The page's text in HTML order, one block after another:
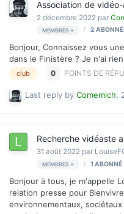
Association de
2 décembre 2022 par
MEMBRES + 2
Bonjour, Connaissez vous une association de vidéo-amateurs
Last reply by Comemich,
club 0 POINTS DE
Recherche vidéaste
31 août 2022 par
MEMBRES + 1 ABONNÉ
Bonjour à tous, je m'appelle
relation presse pour
environnementaux,